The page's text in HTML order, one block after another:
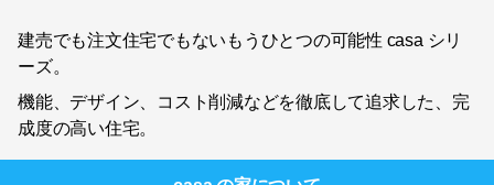
建売でも注文住宅でもないもうひとつの可能性 casa シリ
ーズ。
機能、デザイン、コスト削減などを徹底して追求した、完
成度の高い住宅。